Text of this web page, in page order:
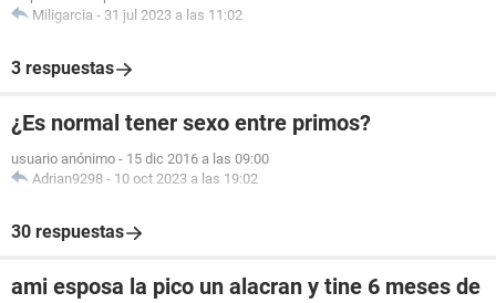
Miligarcia - 31 jul 2023 a las 11:02
3 respuestas
¿Es normal tener sexo entre primos?
usuario anónimo - 15 dic 2016 a las 09:00
Adrian9298 - 10 oct 2023 a las 19:02
30 respuestas
ami esposa la pico un alacran y tine 6 meses de